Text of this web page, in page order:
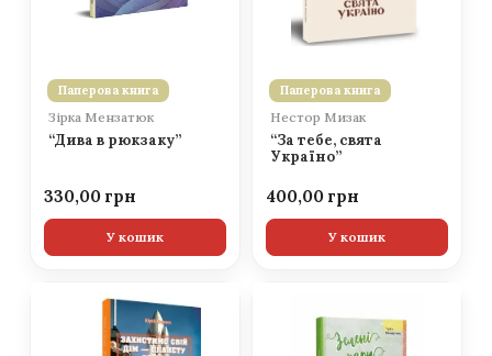
Паперова книга
Зірка Мензатюк
“Дива в рюкзаку”
330,00
У кошик
Паперова книга
Нестор Мизак
“За тебе, свята
Україно”
400,00
У кошик